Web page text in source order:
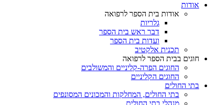
אודות
אודות בית הספר לרפואה
גלריות
דבר ראש בית הספר
ועדות בית הספר
תכנית אלקטיב
חוגים בבית הספר לרפואה
החוגים הפרה-קליניים והמשולבים
החוגים הקליניים
בתי החולים
בתי החולים, המחלקות והמכונים המסונפים
מנהלי בתי החולים